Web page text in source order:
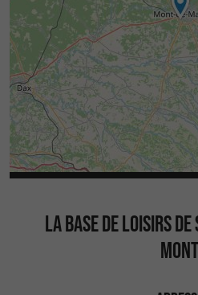
LA BASE DE LOISIRS
MONT